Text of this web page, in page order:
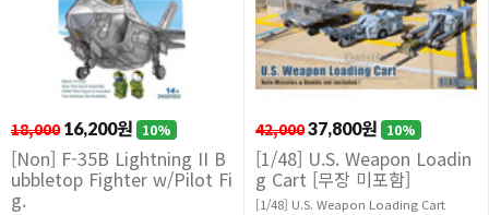
18,000 16,200원 10%
[Non] F-35B Lightning II B
ubbletop Fighter w/Pilot Fi
g.
42,00037,800원 10%
[1/48] U.S. Weapon Loadin
g Cart [무장 미포함]
[1/48] U.S. Weapon Loading Cart